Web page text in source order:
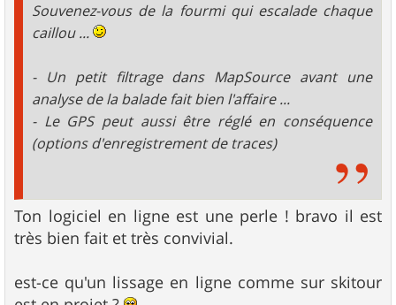
Souvenez-vous de la fourmi qui escalade chaque
caillou ...
- Un petit filtrage dans MapSource avant une
analyse de la balade fait bien l'affaire ...
- Le GPS peut aussi être réglé en conséquence
(options d'enregistrement de traces)
Ton logiciel en ligne est une perle ! bravo il est
très bien fait et très convivial.
est-ce qu'un lissage en ligne comme sur skitour